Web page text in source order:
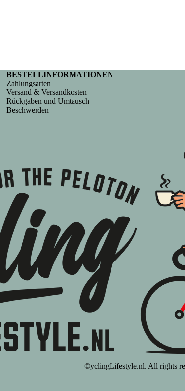
BESTELLINFORMATIONEN
Zahlungsarten
Versand & Versandkosten
Rückgaben und Umtausch
Beschwerden
©yclingLifestyle.nl. All rights